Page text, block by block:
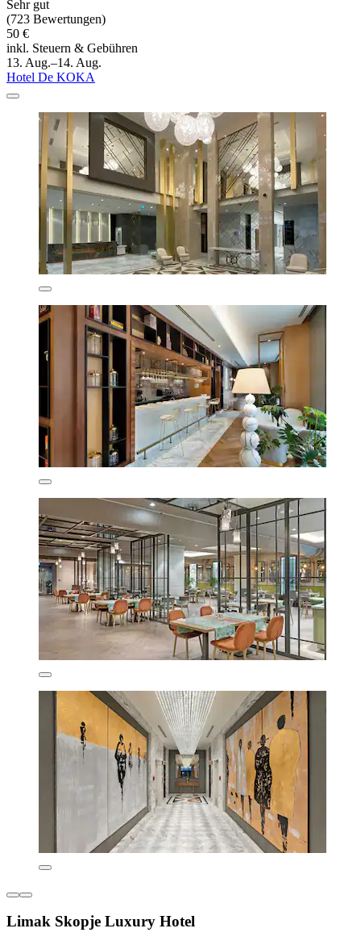
Sehr gut
(723 Bewertungen)
50 €
inkl. Steuern & Gebühren
13. Aug.–14. Aug.
Hotel De KOKA
Limak Skopje Luxury Hotel